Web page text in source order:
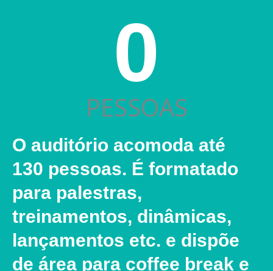
PESSOAS
0
O auditório acomoda até
130 pessoas. É formatado
para palestras,
treinamentos, dinâmicas,
lançamentos etc. e dispõe
de área para coffee break e